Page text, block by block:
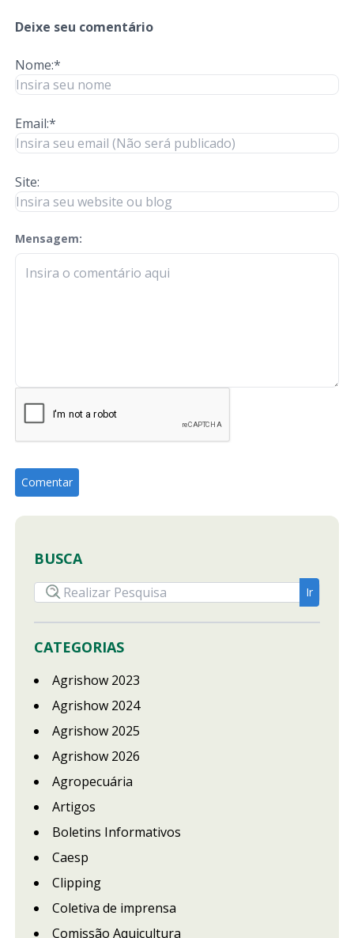
Deixe seu comentário
Nome:*
Email:*
Site:
Mensagem:
check-terms
BUSCA
CATEGORIAS
Agrishow 2023
Agrishow 2024
Agrishow 2025
Agrishow 2026
Agropecuária
Artigos
Boletins Informativos
Caesp
Clipping
Coletiva de imprensa
Comissão Aquicultura